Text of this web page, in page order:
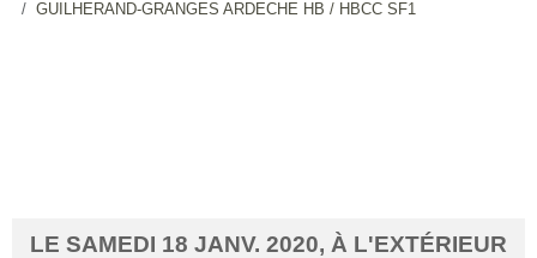
GUILHERAND-GRANGES ARDECHE HB / HBCC SF1
LE SAMEDI 18 JANV. 2020, À L'EXTÉRIEUR